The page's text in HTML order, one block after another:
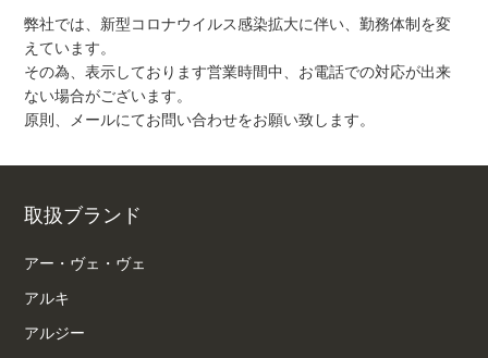
弊社では、新型コロナウイルス感染拡大に伴い、勤務体制を変
えています。
その為、表示しております営業時間中、お電話での対応が出来
ない場合がございます。
原則、メールにてお問い合わせをお願い致します。
取扱ブランド
アー・ヴェ・ヴェ
アルキ
アルジー